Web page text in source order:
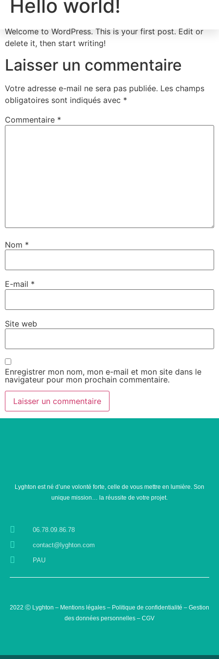
Hello world!
Welcome to WordPress. This is your first post. Edit or
delete it, then start writing!
Laisser un commentaire
Votre adresse e-mail ne sera pas publiée. Les champs
obligatoires sont indiqués avec *
Commentaire *
Nom *
E-mail *
Site web
Enregistrer mon nom, mon e-mail et mon site dans le
navigateur pour mon prochain commentaire.
Lyghton est né d’une volonté forte, celle de vous mettre en lumière. Son
unique mission… la réussite de votre projet.
06.78.09.86.78
contact@lyghton.com
PAU
2022 Ⓒ Lyghton – Mentions légales – Politique de confidentialité – Gestion
des données personnelles – CGV